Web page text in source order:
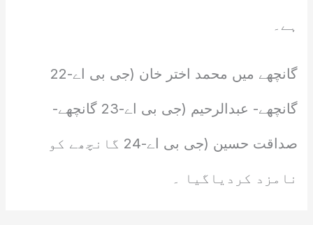
ہے۔
گانچھے میں محمد اختر خان (جی بی اے-22
گانچھے- عبدالرحیم (جی بی اے-23 گانچھے-
صداقت حسین (جی بی اے-24 گانچھے کو
نامزد کردیاگیا ۔